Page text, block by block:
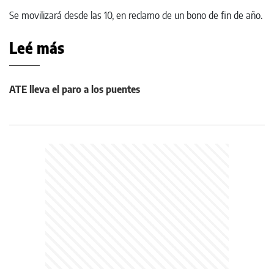
Se movilizará desde las 10, en reclamo de un bono de fin de año.
Leé más
ATE lleva el paro a los puentes